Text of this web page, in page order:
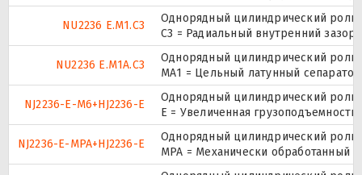
NU2236 E.M1.C3
Однорядный цилиндрический
C3 = Радиальный внутренний
NU2236 E.M1A.C3
Однорядный цилиндрический
МА1 = Цельный латунный
NJ2236-E-M6+HJ2236-E
Однорядный цилиндрический
E = Увеличенная
NJ2236-E-MPA+HJ2236-E
Однорядный цилиндрический
MPA = Механически обработанный